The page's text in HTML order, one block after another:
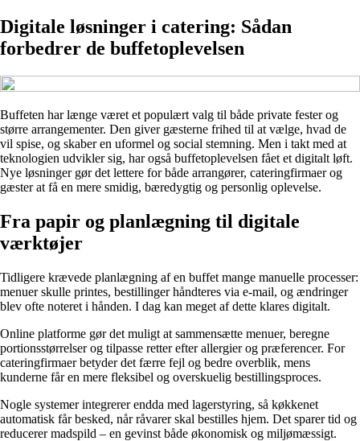
Digitale løsninger i catering: Sådan
forbedrer de buffetoplevelsen
Buffeten har længe været et populært valg til både private fester og
større arrangementer. Den giver gæsterne frihed til at vælge, hvad de
vil spise, og skaber en uformel og social stemning. Men i takt med at
teknologien udvikler sig, har også buffetoplevelsen fået et digitalt løft.
Nye løsninger gør det lettere for både arrangører, cateringfirmaer og
gæster at få en mere smidig, bæredygtig og personlig oplevelse.
Fra papir og planlægning til digitale
værktøjer
Tidligere krævede planlægning af en buffet mange manuelle processer:
menuer skulle printes, bestillinger håndteres via e-mail, og ændringer
blev ofte noteret i hånden. I dag kan meget af dette klares digitalt.
Online platforme gør det muligt at sammensætte menuer, beregne
portionsstørrelser og tilpasse retter efter allergier og præferencer. For
cateringfirmaer betyder det færre fejl og bedre overblik, mens
kunderne får en mere fleksibel og overskuelig bestillingsproces.
Nogle systemer integrerer endda med lagerstyring, så køkkenet
automatisk får besked, når råvarer skal bestilles hjem. Det sparer tid og
reducerer madspild – en gevinst både økonomisk og miljømæssigt.